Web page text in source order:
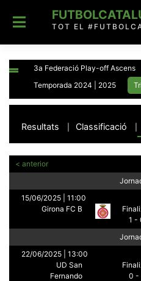
content
TOT EL
Resultats Classificació
< anterior
15/06/2025 | 11:00
Girona FC B
1 -
22/06/2025 | 13:00
UD San
Fernando
0 -